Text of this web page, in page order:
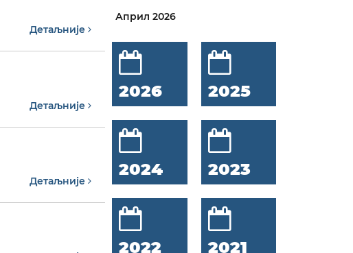
Детаљније
Детаљније
Детаљније
Април 2026
2026 2025
2024 2023
2022 2021